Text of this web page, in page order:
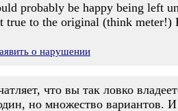
probably be happy being left
to the original (think meter!)
о нарушении
что вы так ловко
но множество